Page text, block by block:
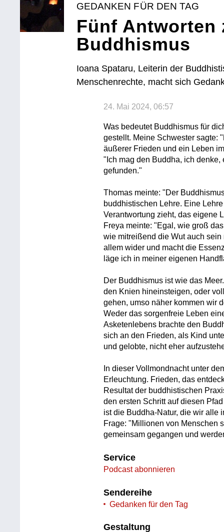
GEDANKEN FÜR DEN TAG
Fünf Antworten
Buddhismus
Ioana Spataru, Leiterin der
Menschenrechte, macht sich
24. Mai 2024, 06:57
Was bedeutet Buddhismus für
gestellt. Meine Schwester sagte:
äußerer Frieden und ein Leben
"Ich mag den Buddha, ich
gefunden."
Thomas meinte: "Der
buddhistischen Lehre. Eine
Verantwortung zieht, das eigene
Freya meinte: "Egal, wie groß
wie mitreißend die Wut auch
allem wider und macht die
läge ich in meiner eigenen
Der Buddhismus ist wie das
den Knien hineinsteigen, oder
gehen, umso näher kommen wir
Weder das sorgenfreie Leben
Asketenlebens brachte den
sich an den Frieden, als Kind
und gelobte, nicht eher
In dieser Vollmondnacht unter
Erleuchtung. Frieden, das
Resultat der buddhistischen
den ersten Schritt auf diesen
ist die Buddha-Natur, die wir alle
Frage: "Millionen von Menschen
gemeinsam gegangen und
Service
Podcast abonnieren
Sendereihe
Gedanken für den Tag
Gestaltung